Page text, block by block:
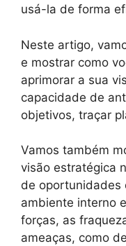
usá-la de forma
Neste artigo,
e mostrar como
aprimorar a sua
capacidade de
objetivos, traçar
Vamos também
visão estratégica
de oportunidades
ambiente interno
forças, as
ameaças, como